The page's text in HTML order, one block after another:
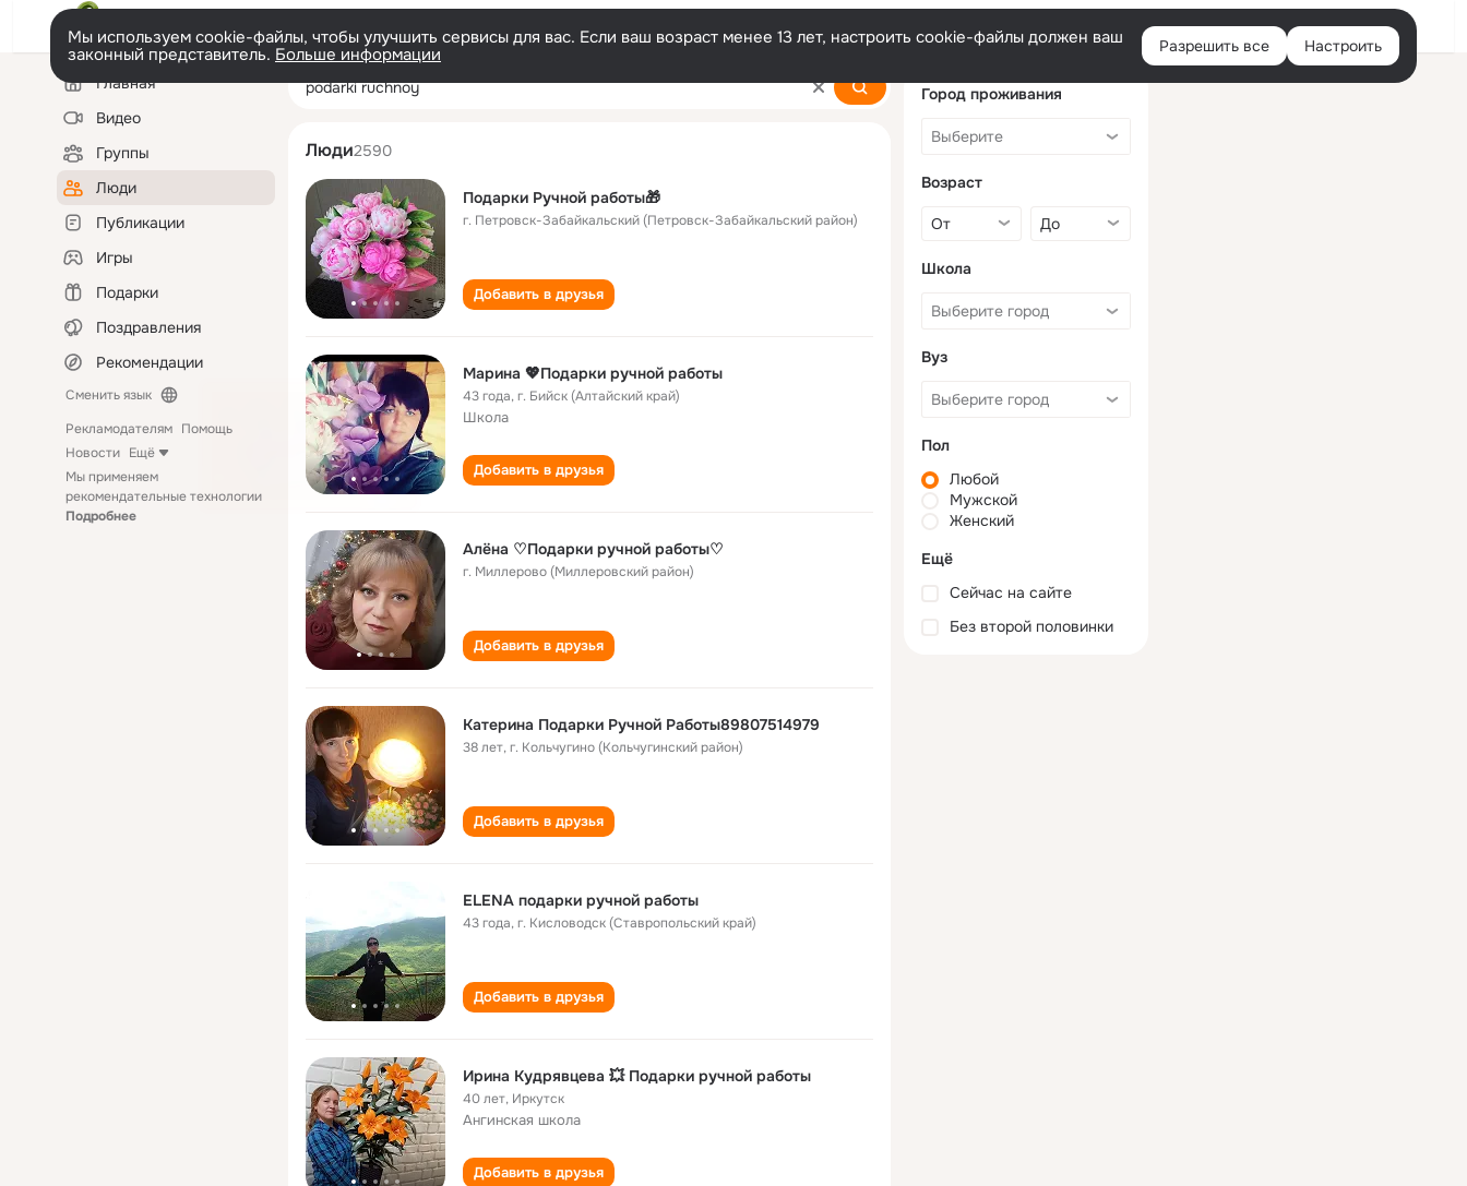
Войти
Мы используем cookie-файлы, чтобы улучшить сервисы для вас. Если ваш возраст менее 13 лет, настроить cookie-файлы должен ваш
законный представитель. Больше информации Разрешить все Настроить
Левая
колонкаГлавная
Видео
Группы
Люди
Публикации
Игры
Подарки
Поздравления
Рекомендации
Сменить язык
Рекламодателям Помощь
Новости Ещё
Мы применяем
рекомендательные технологии
Подробнее
podarki ruchnoy
Люди2590
Подарки Ручной работы🎁
г. Петровск-Забайкальский (Петровск-Забайкальский район)
Добавить в друзья
Марина 💖Подарки ручной работы
43 года,г. Бийск (Алтайский край)
Школа
Добавить в друзья
Алёна ♡Подарки ручной работы♡
г. Миллерово (Миллеровский район)
Добавить в друзья
Катерина Подарки Ручной Работы89807514979
38 лет,г. Кольчугино (Кольчугинский район)
Добавить в друзья
ELENA подарки ручной работы
43 года,г. Кисловодск (Ставропольский край)
Добавить в друзья
Ирина Кудрявцева 💥 Подарки ручной работы
40 лет, Иркутск
Ангинская школа
Добавить в друзья
Город проживания
Возраст
Школа
Вуз
Пол
Любой
Мужской
Женский
Ещё
Сейчас на сайте
Без второй половинки